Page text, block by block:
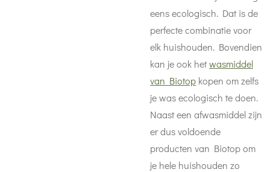
eens ecologisch. Dat is de
perfecte combinatie voor
elk huishouden. Bovendien
kan je ook hetwasmiddel
van Biotop kopen om zelfs
je was ecologisch te doen.
Naast een afwasmiddel zijn
er dus voldoende
producten van Biotop om
je hele huishouden zo